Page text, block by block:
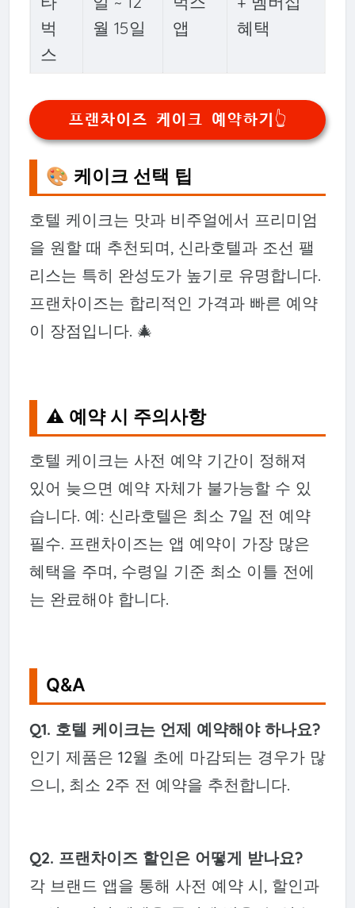
벅
스
월 15일
앱
혜택
프랜차이즈 케이크 예약하기👆
🎨 케이크 선택 팁
호텔 케이크는 맛과 비주얼에서 프리미엄
을 원할 때 추천되며, 신라호텔과 조선 팰
리스는 특히 완성도가 높기로 유명합니다.
프랜차이즈는 합리적인 가격과 빠른 예약
이 장점입니다. 🎄
⚠️ 예약 시 주의사항
호텔 케이크는 사전 예약 기간이 정해져
있어 늦으면 예약 자체가 불가능할 수 있
습니다. 예: 신라호텔은 최소 7일 전 예약
필수. 프랜차이즈는 앱 예약이 가장 많은
혜택을 주며, 수령일 기준 최소 이틀 전에
는 완료해야 합니다.
Q&A
Q1. 호텔 케이크는 언제 예약해야 하나요?
인기 제품은 12월 초에 마감되는 경우가 많
으니, 최소 2주 전 예약을 추천합니다.
Q2. 프랜차이즈 할인은 어떻게 받나요?
각 브랜드 앱을 통해 사전 예약 시, 할인과